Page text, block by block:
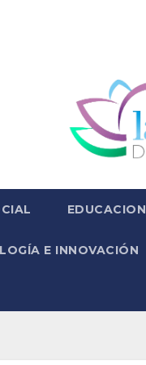
EDUCACION
E INNOVACIÓN